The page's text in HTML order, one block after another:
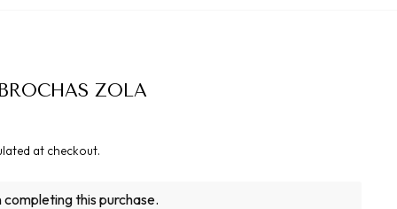
ZOLA
at checkout.
completing this purchase.